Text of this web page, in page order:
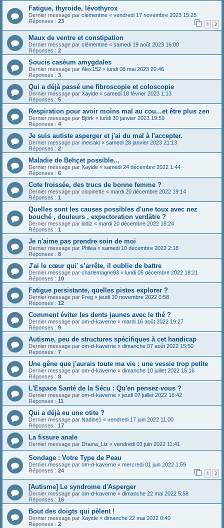
Fatigue, thyroide, lévothyrox
Dernier message par clémentine « vendredi 17 novembre 2023 15:25
Réponses : 23 1 2
Maux de ventre et constipation
Dernier message par clémentine « samedi 19 août 2023 16:00
Réponses : 2
Soucis caséum amygdales
Dernier message par Alex152 « lundi 08 mai 2023 20:46
Réponses : 3
Qui a déjà passé une fibroscopie et coloscopie
Dernier message par Xayide « samedi 18 février 2023 1:13
Réponses : 5
Respiration pour avoir moins mal au cou...et être plus zen
Dernier message par Björk « lundi 30 janvier 2023 19:59
Réponses : 4
Je suis autiste asperger et j'ai du mal à l'accepter.
Dernier message par meisaki « samedi 28 janvier 2023 21:13
Réponses : 2
Maladie de Behçet possible...
Dernier message par Xayide « samedi 24 décembre 2022 1:44
Réponses : 6
Cote froissée, des trucs de bonne femme ?
Dernier message par clopinette « mardi 20 décembre 2022 19:14
Réponses : 1
Quelles sont les causes possibles d'une toux avec nez
bouché , douleurs , expectoration verdâtre ?
Dernier message par lodiz « mardi 20 décembre 2022 18:24
Réponses : 1
Je n'aime pas prendre soin de moi
Dernier message par Philea « samedi 10 décembre 2022 2:18
Réponses : 8
J'ai le cœur qui' s’arrête, il oublie de battre
Dernier message par charlemagne93 « lundi 05 décembre 2022 18:21
Réponses : 10
Fatigue persistante, quelles pistes explorer ?
Dernier message par Freg « jeudi 10 novembre 2022 0:58
Réponses : 12
Comment éviter les dents jaunes avec le thé ?
Dernier message par om-d-kaverne « mardi 16 août 2022 19:27
Réponses : 9
Autisme, peu de structures spécifiques à cet handicap
Dernier message par om-d-kaverne « dimanche 07 août 2022 15:50
Réponses : 7
Une gêne que j'aurais toute ma vie : une vessie trop petite
Dernier message par om-d-kaverne « dimanche 10 juillet 2022 15:16
Réponses : 8
L'Espace Santé de la Sécu : Qu'en pensez-vous ?
Dernier message par om-d-kaverne « jeudi 07 juillet 2022 16:42
Réponses : 11
Qui a déjà eu une otite ?
Dernier message par Nadine1 « vendredi 17 juin 2022 11:00
Réponses : 17
La fissure anale
Dernier message par Drama_Liz « vendredi 03 juin 2022 11:41
Sondage : Votre Type de Peau
Dernier message par om-d-kaverne « mercredi 01 juin 2022 1:59
Réponses : 24 1 2
[Autisme] Le syndrome d'Asperger
Dernier message par om-d-kaverne « dimanche 22 mai 2022 5:58
Réponses : 16
Bout des doigts qui pèlent !
Dernier message par Xayide « dimanche 22 mai 2022 0:40
Réponses : 2